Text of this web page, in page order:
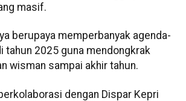
masif.
berupaya memperbanyak agenda-
tahun 2025 guna mendongkrak
wisman sampai akhir tahun.
dengan Dispar Kepri